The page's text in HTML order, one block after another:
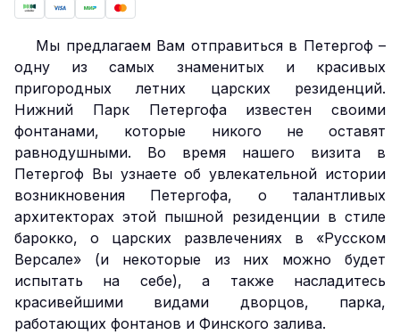
Мы предлагаем Вам отправиться в Петергоф –
одну из самых знаменитых и красивых
пригородных летних царских резиденций.
Нижний Парк Петергофа известен своими
фонтанами, которые никого не оставят
равнодушными. Во время нашего визита в
Петергоф Вы узнаете об увлекательной истории
возникновения Петергофа, о талантливых
архитекторах этой пышной резиденции в стиле
барокко, о царских развлечениях в «Русском
Версале» (и некоторые из них можно будет
испытать на себе), а также насладитесь
красивейшими видами дворцов, парка,
работающих фонтанов и Финского залива.